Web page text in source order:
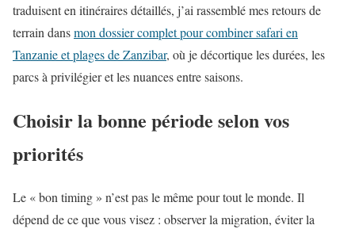
traduisent en itinéraires détaillés, j’ai rassemblé mes retours de
terrain dansmon dossier complet pour combiner safari en
Tanzanie et plages de Zanzibar, où je décortique les durées, les
parcs à privilégier et les nuances entre saisons.
Choisir la bonne période selon vos
priorités
Le « bon timing » n’est pas le même pour tout le monde. Il
dépend de ce que vous visez : observer la migration, éviter la